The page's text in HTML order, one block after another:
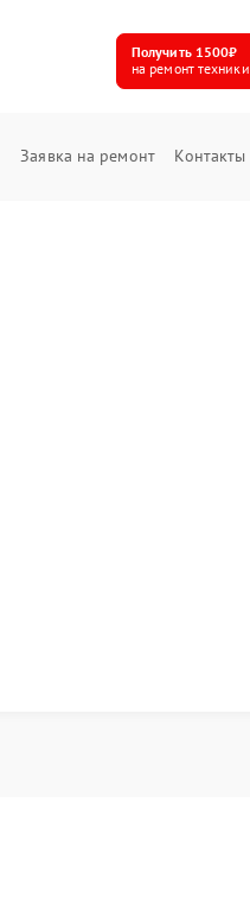
Получить 1500₽
на ремонт техники
Заявка на ремонт Контакты